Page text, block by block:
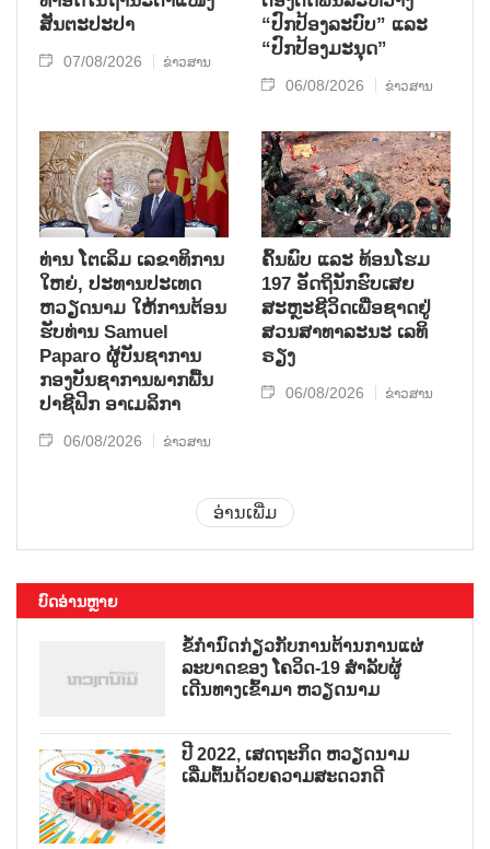
ສັນຕະປະປາ
07/08/2026 ຂ່າວສານ
“ປົກປ້ອງລະບົບ” ແລະ
“ປົກປ້ອງມະນຸດ”
06/08/2026 ຂ່າວສານ
ທ່ານ ໂຕ​ເລິມ ເລ​ຂາ​ທິ​ການ​
ໃຫຍ່, ປະ​ທານ​ປະ​ເທດ ​
ຫວຽດ​ນາມ ໃຫ້​ການ​ຕ້ອນ​
ຮັບ​ທ່ານ Samuel
Paparo ຜູ້​ບັນ​ຊາ​ການ
ກອງ​ບັນ​ຊາ​ການພາກ​ພື້ນ​
ປາ​ຊີ​ຟິກ ອາ​ເມ​ລິ​ກາ
06/08/2026 ຂ່າວສານ
ຄົ້ນ​ພົບ ແລະ ທ້ອນ​ໂຮມ
197 ອັດ​ຖິ​ນັກ​ຮົບ​ເສຍ​
ສະຫຼະ​ຊີ​ວິດ​ເພື່ອ​ຊາດ​ຢູ່​
ສວນ​ສາ​ທາ​ລະ​ນະ ເລ​ທິ​
ຣຽງ
06/08/2026 ຂ່າວສານ
ອ່ານເພີ່ມ
ບົດອ່ານຫຼາຍ
ຂໍ້ກຳນົດກ່ຽວກັບການຕ້ານການແຜ່
ລະບາດຂອງ ໂຄວິດ-19 ສຳລັບຜູ້
ເດີນທາງເຂົ້າມາ ຫວຽດນາມ
ປີ 2022, ເສດຖະກິດ ຫວຽດນາມ
ເລີ່ມຕົ້ນດ້ວຍຄວາມສະດວກດີ